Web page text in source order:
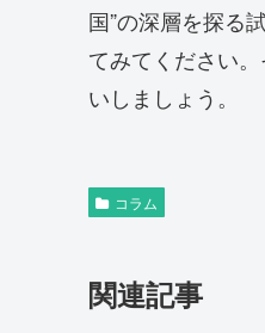
国”の深層を探る
てみてください
いしましょう。
コラム
関連記事